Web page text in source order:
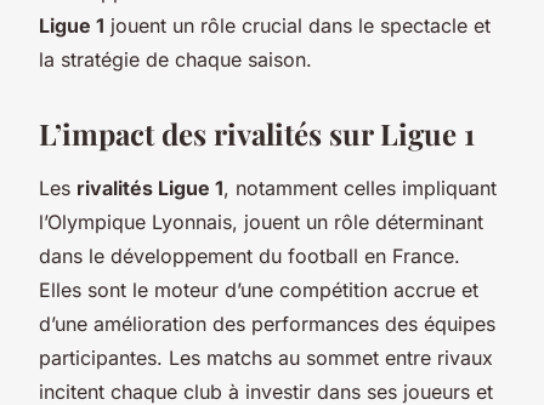
Ligue 1 jouent un rôle crucial dans le spectacle et
la stratégie de chaque saison.
L’impact des rivalités sur Ligue 1
Les rivalités Ligue 1, notamment celles impliquant
l’Olympique Lyonnais, jouent un rôle déterminant
dans le développement du football en France.
Elles sont le moteur d’une compétition accrue et
d’une amélioration des performances des équipes
participantes. Les matchs au sommet entre rivaux
incitent chaque club à investir dans ses joueurs et